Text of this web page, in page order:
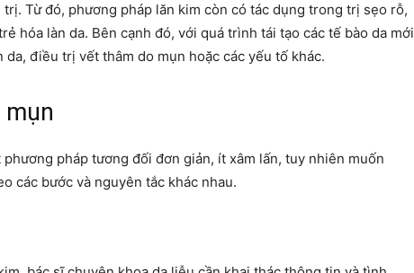
Từ đó, phương pháp lăn kim còn có tác dụng trong trị sẹo rỗ,
hóa làn da. Bên cạnh đó, với quá trình tái tạo các tế bào da mới
điều trị vết thâm do mụn hoặc các yếu tố khác.
pháp tương đối đơn giản, ít xâm lấn, tuy nhiên muốn
các bước và nguyên tắc khác nhau.